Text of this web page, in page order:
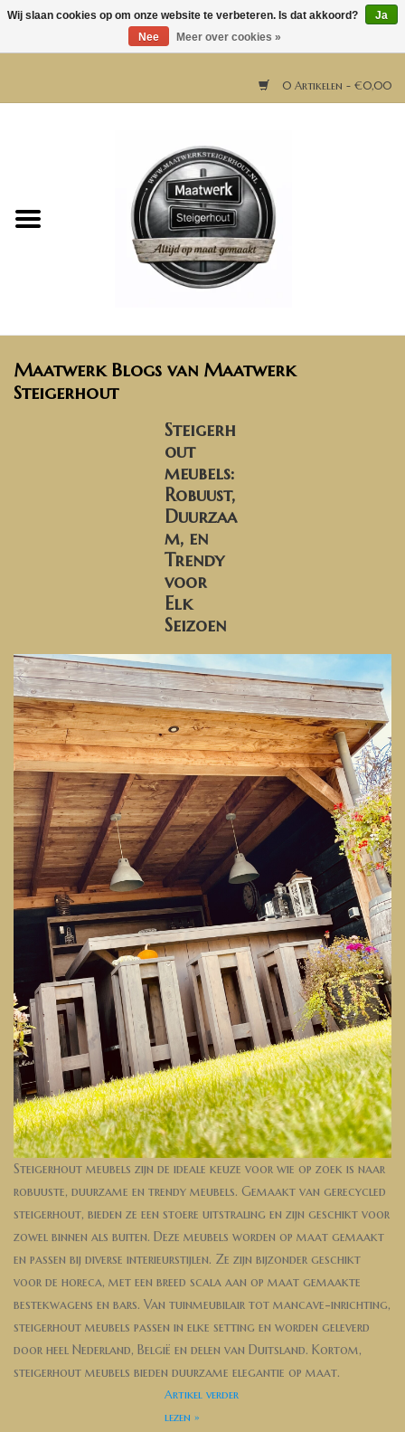
0 Artikelen - €0,00
Horeca meubels
Bartafels
buy-gift-card
Zuilen & Pilaren
Blog
Maatwerk Blogs van Maatwerk
Steigerhout
Steigerh
out
meubels:
Robuust,
Duurzaa
m, en
Trendy
voor
Elk
Seizoen
Steigerhout meubels zijn de ideale keuze voor wie op zoek is naar
robuuste, duurzame en trendy meubels. Gemaakt van gerecycled
steigerhout, bieden ze een stoere uitstraling en zijn geschikt voor
zowel binnen als buiten. Deze meubels worden op maat gemaakt
en passen bij diverse interieurstijlen. Ze zijn bijzonder geschikt
voor de horeca, met een breed scala aan op maat gemaakte
bestekwagens en bars. Van tuinmeubilair tot mancave-inrichting,
steigerhout meubels passen in elke setting en worden geleverd
door heel Nederland, België en delen van Duitsland. Kortom,
steigerhout meubels bieden duurzame elegantie op maat.
Artikel verder
lezen »
Wij slaan cookies op om onze website te verbeteren. Is dat akkoord?
Ja
Nee
Meer over cookies »